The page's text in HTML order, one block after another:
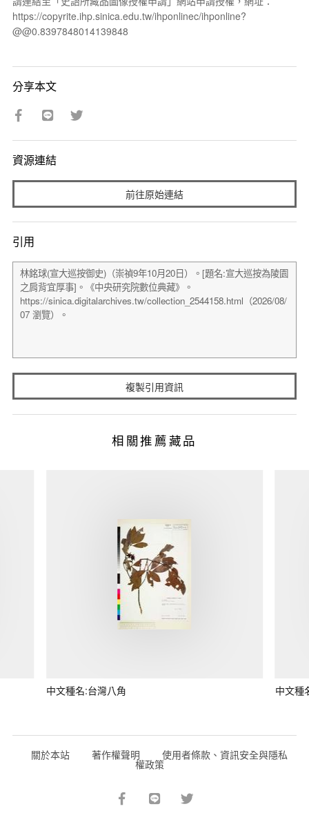
https://copyrite.ihp.sinica.edu.tw/ihponlinec/ihponline?
@@0.8397848014139848
分享本文
資源連結
前往原始連結
引用
複製引用資訊
相關推薦藏品
中文種名:台灣八角 中文種
關於本站 著作權聲明 使用者條款、資訊安全與隱私
權政策